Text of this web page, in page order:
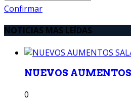
Confirmar
NOTICIAS MAS LEÍDAS
NUEVOS
0